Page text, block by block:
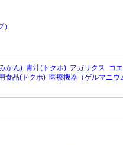
かん) 青汁(トクホ) アガリクス コ
食品(トクホ) 医療機器（ゲルマニウ